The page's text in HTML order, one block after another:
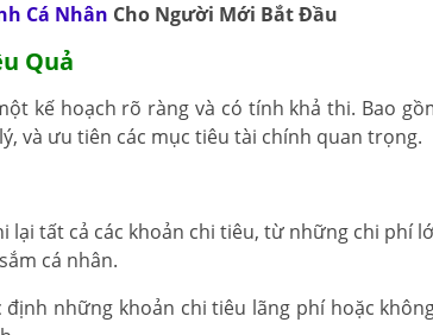
Cá Nhân Cho Người Mới Bắt Đầu
Quả
kế hoạch rõ ràng và có tính khả thi. Bao
và ưu tiên các mục tiêu tài chính quan trọng.
lại tất cả các khoản chi tiêu, từ những chi phí
cá nhân.
những khoản chi tiêu lãng phí hoặc